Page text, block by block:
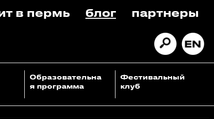
в пермь блог партнеры
Образовательна
я программа
Фестивальный
клуб